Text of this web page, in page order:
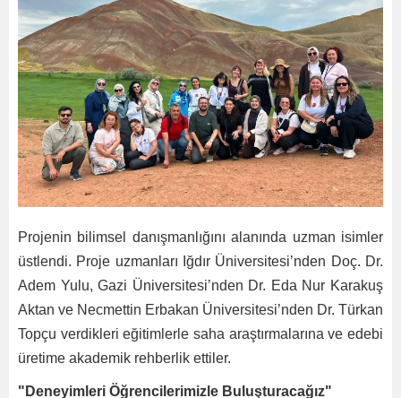
Projenin bilimsel danışmanlığını alanında uzman isimler
üstlendi. Proje uzmanları Iğdır Üniversitesi’nden Doç. Dr.
Adem Yulu, Gazi Üniversitesi’nden Dr. Eda Nur Karakuş
Aktan ve Necmettin Erbakan Üniversitesi’nden Dr. Türkan
Topçu verdikleri eğitimlerle saha araştırmalarına ve edebi
üretime akademik rehberlik ettiler.
"Deneyimleri Öğrencilerimizle Buluşturacağız"